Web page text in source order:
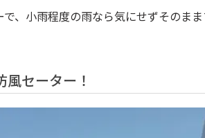
、小雨程度の雨なら気にせずそのま
セーター！